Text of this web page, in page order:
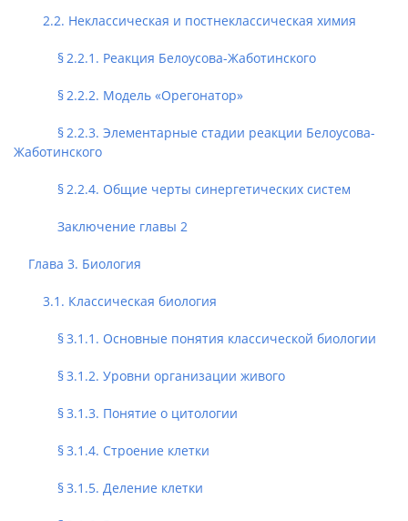
2.2. Неклассическая и постнеклассическая химия
§ 2.2.1. Реакция Белоусова-Жаботинского
§ 2.2.2. Модель «Орегонатор»
§ 2.2.3. Элементарные стадии реакции Белоусова-
Жаботинского
§ 2.2.4. Общие черты синергетических систем
Заключение главы 2
Глава 3. Биология
3.1. Классическая биология
§ 3.1.1. Основные понятия классической биологии
§ 3.1.2. Уровни организации живого
§ 3.1.3. Понятие о цитологии
§ 3.1.4. Строение клетки
§ 3.1.5. Деление клетки